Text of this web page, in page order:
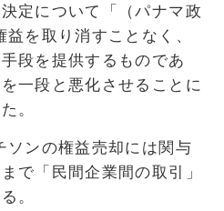
定について「（パナマ政
を取り消すことなく、
段を提供するものであ
一段と悪化させることに
。
ソンの権益売却には関与
で「民間企業間の取引」
。